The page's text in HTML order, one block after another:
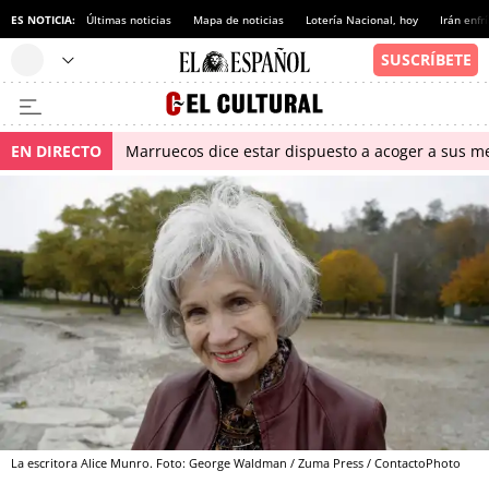
ES NOTICIA: Últimas noticias Mapa de noticias Lotería Nacional, hoy Irán
EN DIRECTO Marruecos dice estar dispuesto a acoger a sus
La escritora Alice Munro. Foto: George Waldman / Zuma Press / ContactoPhoto